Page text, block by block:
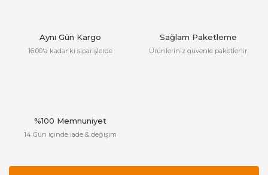
Aynı Gün Kargo
16:00'a kadar ki siparişlerde
Sağlam Paketleme
Ürünleriniz güvenle paketlenir
%100 Memnuniyet
14 Gün içinde iade & değişim